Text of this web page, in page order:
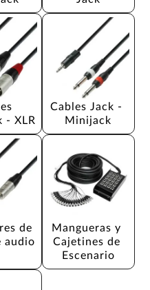
- XLR
Cables Jack -
Minijack
de
audio
Mangueras y
Cajetines de
Escenario